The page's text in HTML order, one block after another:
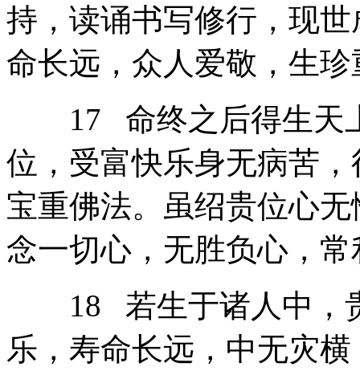
持，读诵书写修行，现
命长远，众人爱敬，生珍
17 命终之后得生天上
位，受富快乐身无病苦
宝重佛法。虽绍贵位心
念一切心，无胜负心，
18 若生于诸人中，贵
乐，寿命长远，中无灾